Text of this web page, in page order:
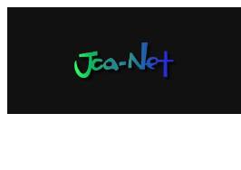
ッ